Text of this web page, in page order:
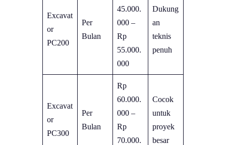
Excavat
or
PC200
Per
Bulan
45.000.
000 –
Rp
55.000.
000
Dukung
an
teknis
penuh
Excavat
or
PC300
Per
Bulan
Rp
60.000.
000 –
Rp
70.000.
Cocok
untuk
proyek
besar